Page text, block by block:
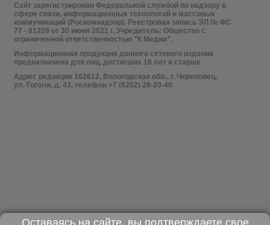
Сайт зарегистрирован Федеральной службой по надзору в
сфере связи, информационных технологий и массовых
коммуникаций (Роскомнадзор). Реестровая запись ЭЛ № ФС
77 - 81209 от 30 июня 2021 г. Учредитель: Общество с
ограниченной ответственностью "К Медиа".
Информационная продукция данного сетевого издания
предназначена для лиц, достигших 16 лет и старше
Адрес редакции 162612, Вологодская обл., г. Череповец,
ул. Гоголя, д. 43, телефон +7 (8202) 28-20-40
Оставаясь на сайте, вы подтверждаете свое